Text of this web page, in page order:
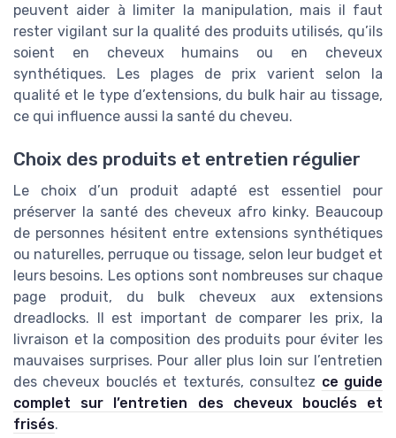
peuvent aider à limiter la manipulation, mais il faut
rester vigilant sur la qualité des produits utilisés, qu’ils
soient en cheveux humains ou en cheveux
synthétiques. Les plages de prix varient selon la
qualité et le type d’extensions, du bulk hair au tissage,
ce qui influence aussi la santé du cheveu.
Choix des produits et entretien régulier
Le choix d’un produit adapté est essentiel pour
préserver la santé des cheveux afro kinky. Beaucoup
de personnes hésitent entre extensions synthétiques
ou naturelles, perruque ou tissage, selon leur budget et
leurs besoins. Les options sont nombreuses sur chaque
page produit, du bulk cheveux aux extensions
dreadlocks. Il est important de comparer les prix, la
livraison et la composition des produits pour éviter les
mauvaises surprises. Pour aller plus loin sur l’entretien
des cheveux bouclés et texturés, consultez ce guide
complet sur l’entretien des cheveux bouclés et
frisés.